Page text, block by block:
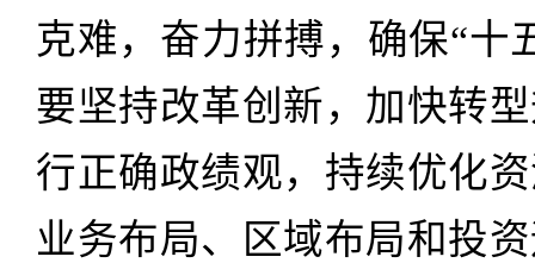
克难，奋力拼搏，确保“十
要坚持改革创新，加快转
行正确政绩观，持续优化
业务布局、区域布局和投